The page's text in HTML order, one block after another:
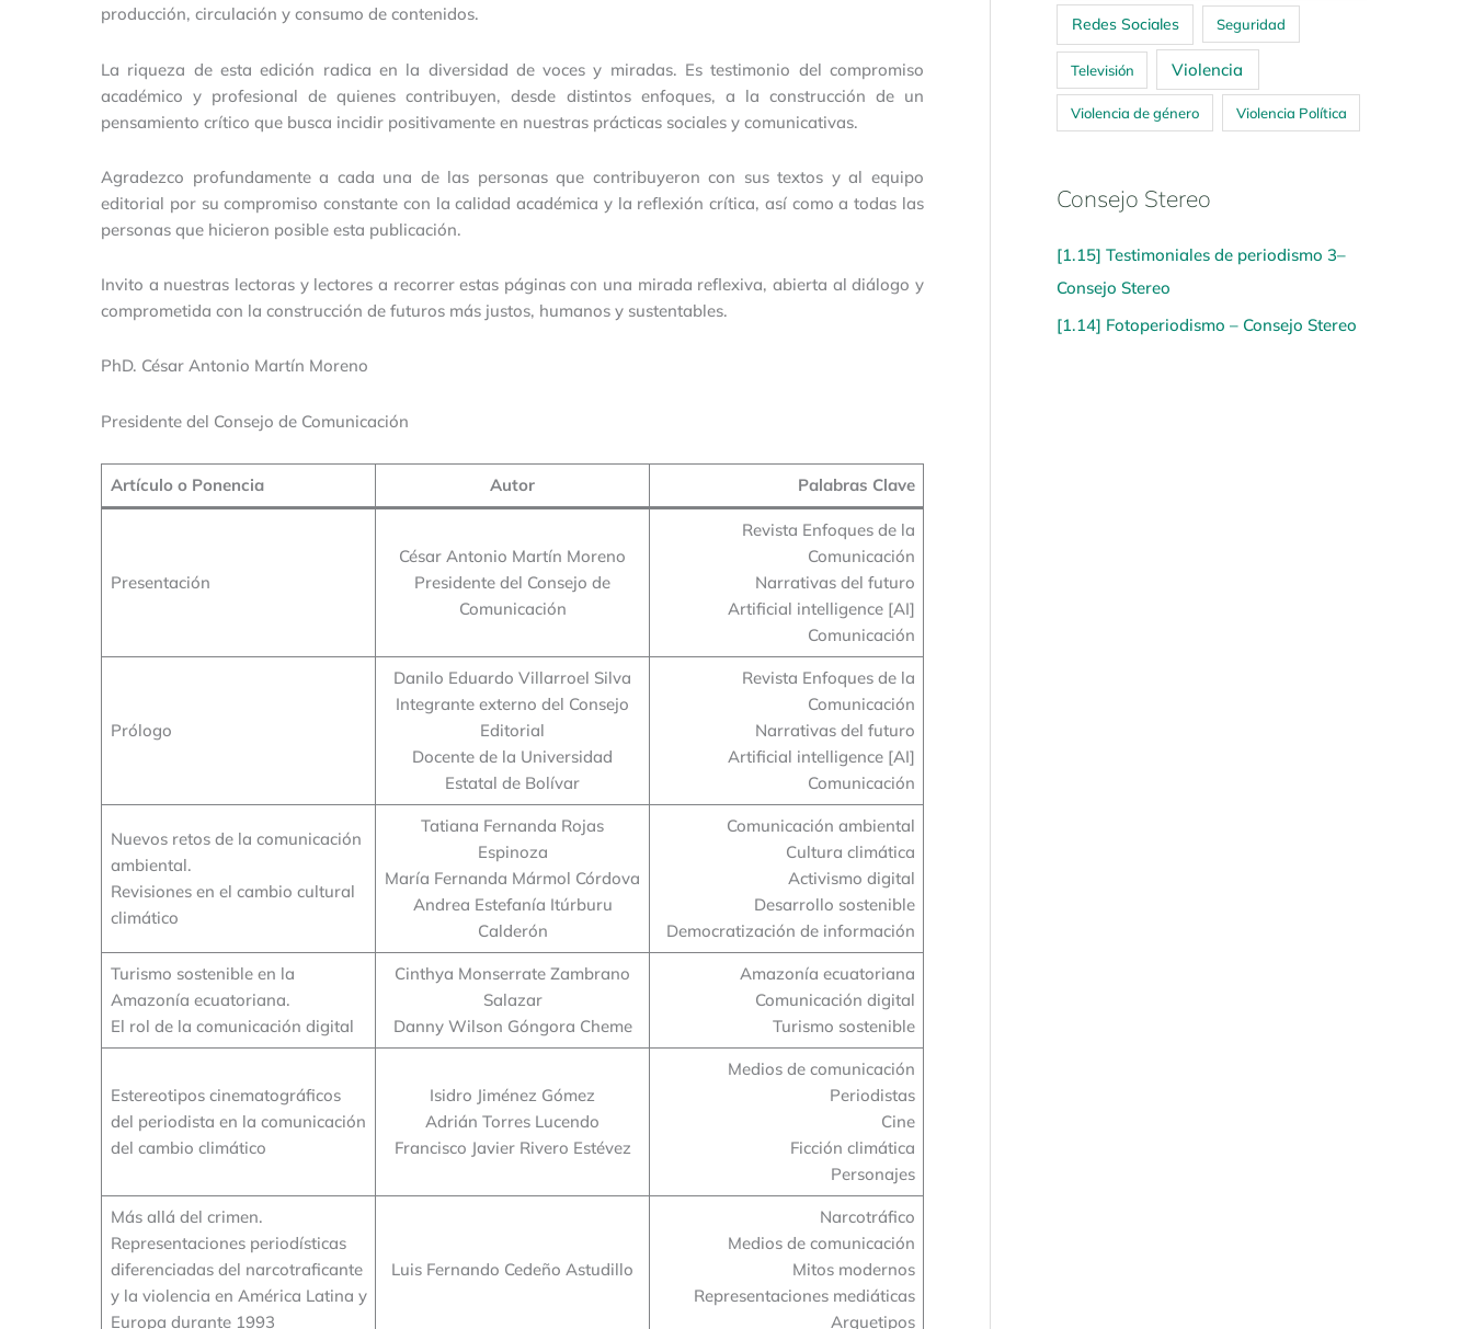
producción, circulación y consumo de contenidos.
La riqueza de esta edición radica en la diversidad de voces y miradas. Es testimonio del compromiso
académico y profesional de quienes contribuyen, desde distintos enfoques, a la construcción de un
pensamiento crítico que busca incidir positivamente en nuestras prácticas sociales y comunicativas.
Agradezco profundamente a cada una de las personas que contribuyeron con sus textos y al equipo
editorial por su compromiso constante con la calidad académica y la reflexión crítica, así como a todas las
personas que hicieron posible esta publicación.
Invito a nuestras lectoras y lectores a recorrer estas páginas con una mirada reflexiva, abierta al diálogo y
comprometida con la construcción de futuros más justos, humanos y sustentables.
PhD. César Antonio Martín Moreno
Presidente del Consejo de Comunicación
Artículo o Ponencia Autor Palabras Clave
Presentación
César Antonio Martín Moreno
Presidente del Consejo de
Comunicación
Revista Enfoques de la
Comunicación
Narrativas del futuro
Artificial intelligence [AI]
Comunicación
Prólogo
Danilo Eduardo Villarroel Silva
Integrante externo del Consejo
Editorial
Docente de la Universidad
Estatal de Bolívar
Revista Enfoques de la
Comunicación
Narrativas del futuro
Artificial intelligence [AI]
Comunicación
Nuevos retos de la comunicación
ambiental.
Revisiones en el cambio cultural
climático
Tatiana Fernanda Rojas
Espinoza
María Fernanda Mármol Córdova
Andrea Estefanía Itúrburu
Calderón
Comunicación ambiental
Cultura climática
Activismo digital
Desarrollo sostenible
Democratización de información
Turismo sostenible en la
Amazonía ecuatoriana.
El rol de la comunicación digital
Cinthya Monserrate Zambrano
Salazar
Danny Wilson Góngora Cheme
Amazonía ecuatoriana
Comunicación digital
Turismo sostenible
Estereotipos cinematográficos
del periodista en la comunicación
del cambio climático
Isidro Jiménez Gómez
Adrián Torres Lucendo
Francisco Javier Rivero Estévez
Medios de comunicación
Periodistas
Cine
Ficción climática
Personajes
Más allá del crimen.
Representaciones periodísticas
diferenciadas del narcotraficante
y la violencia en América Latina y
Europa durante 1993
Luis Fernando Cedeño Astudillo
Narcotráfico
Medios de comunicación
Mitos modernos
Representaciones mediáticas
Arquetipos
Redes Sociales Seguridad
Televisión Violencia
Violencia de género Violencia Política
Consejo Stereo
[1.15] Testimoniales de periodismo 3–
Consejo Stereo
[1.14] Fotoperiodismo – Consejo Stereo